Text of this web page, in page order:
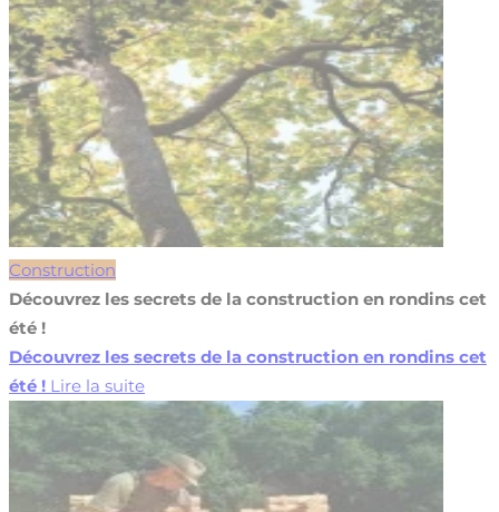
Construction
Découvrez les secrets de la construction en rondins cet
été !
Découvrez les secrets de la construction en rondins cet
été ! Lire la suite